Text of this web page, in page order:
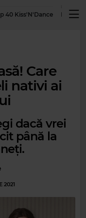
40 Kiss'N'Dance
Care
nativi ai
dacă vrei
până la
2021